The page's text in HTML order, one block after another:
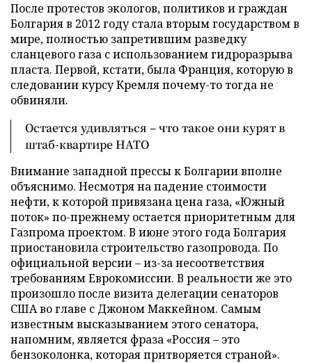
После протестов экологов, политиков и граждан
Болгария в 2012 году стала вторым государством в
мире, полностью запретившим разведку
сланцевого газа с использованием гидроразрыва
пласта. Первой, кстати, была Франция, которую в
следовании курсу Кремля почему-то тогда не
обвиняли.
Остается удивляться – что такое они курят в
штаб-квартире НАТО
Внимание западной прессы к Болгарии вполне
объяснимо. Несмотря на падение стоимости
нефти, к которой привязана цена газа, «Южный
поток» по-прежнему остается приоритетным для
Газпрома проектом. В июне этого года Болгария
приостановила строительство газопровода. По
официальной версии – из-за несоответствия
требованиям Еврокомиссии. В реальности же это
произошло после визита делегации сенаторов
США во главе с Джоном Маккейном. Самым
известным высказыванием этого сенатора,
напомним, является фраза «Россия – это
бензоколонка, которая притворяется страной».